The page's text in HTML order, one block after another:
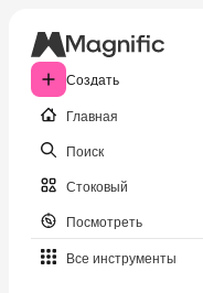
Создать
Главная
Поиск
Стоковый
Посмотреть
Все инструменты